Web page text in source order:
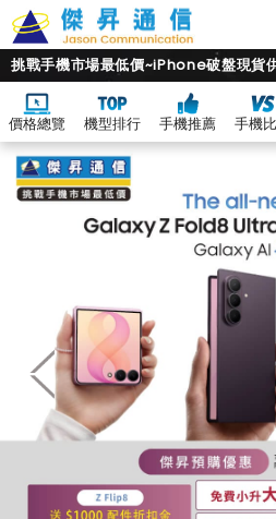
挑戰手機市場最低價~iPhone破盤現貨
價格總覽 機型排行 手機推薦 手機